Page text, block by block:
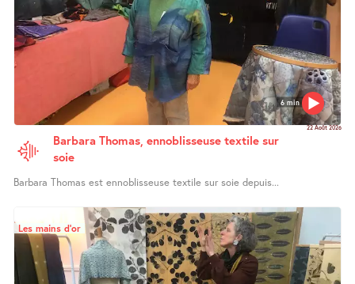
6 min
22 Août 2026
Barbara Thomas, ennoblisseuse textile sur
soie
Barbara Thomas est ennoblisseuse textile sur soie depuis...
Les mains d’or